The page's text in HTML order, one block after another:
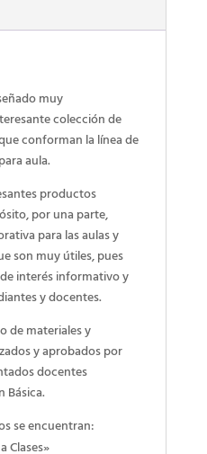
muy
colección de
conforman la línea de
aula.
productos
por una parte,
para las aulas y
son muy útiles, pues
interés informativo y
y docentes.
de materiales y
y aprobados por
docentes
Básica.
se encuentran:
Clases»